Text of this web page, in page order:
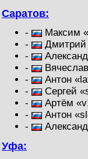
Саратов:
-
Максим
-
Дмитрий
-
-
-
Антон
-
Сергей
-
Артём
-
Антон
-
Уфа: